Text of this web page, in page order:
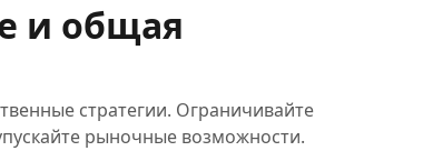
и общая
стратегии. Ограничивайте
рыночные возможности.